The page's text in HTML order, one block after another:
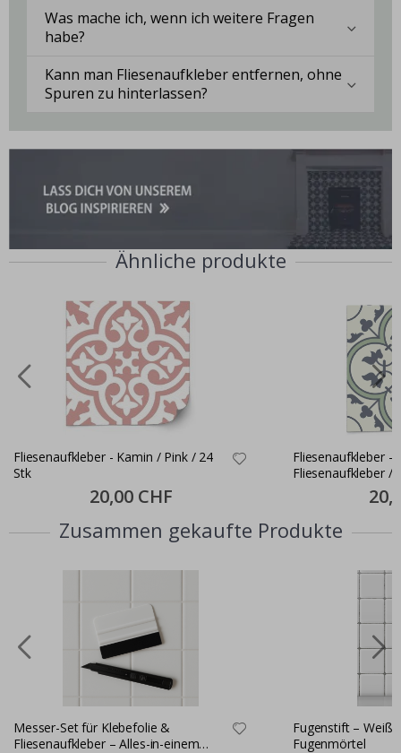
Was mache ich, wenn ich weitere Fragen
habe?
Kann man Fliesenaufkleber entfernen, ohne
Spuren zu hinterlassen?
Ähnliche produkte
Fliesenaufkleber - Kamin / Pink / 24
Stk
Special
Price
20,00 CHF
Fliesenaufkleber -
Fliesenaufkleber /
Price
Zusammen gekaufte Produkte
Messer-Set für Klebefolie &
Fliesenaufkleber – Alles-in-einem
Fugenstift –
Fugenmörtel